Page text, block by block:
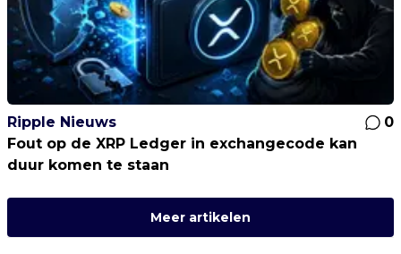
Ripple Nieuws
0
Fout op de XRP Ledger in exchangecode kan
duur komen te staan
Meer artikelen